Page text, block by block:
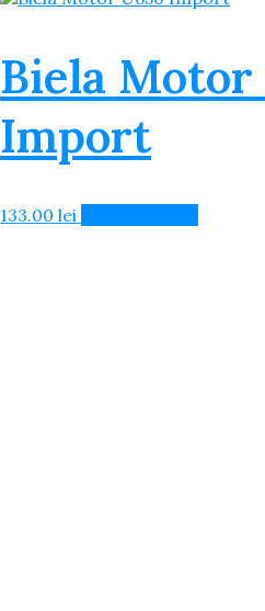
Biela Motor
Import
133.00 lei